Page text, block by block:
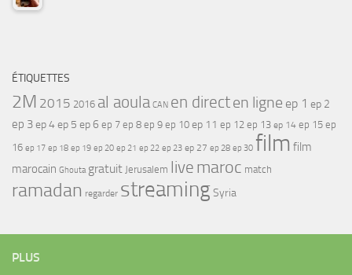
ÉTIQUETTES
2M 2015 2016 al aoula CAN en directen ligne ep 1 ep 2
ep 3ep 4ep 5 ep 6 ep 7 ep 8 ep 9 ep 10 ep 11 ep 12 ep 13 ep 14 ep 15 ep
16 ep 17 ep 18 ep 19 ep 20 ep 21 ep 22 ep 23 ep 27 ep 28 ep 30 film film
marocain Ghouta gratuit Jerusalem live maroc match
ramadan regarder streamingSyria
PLUS